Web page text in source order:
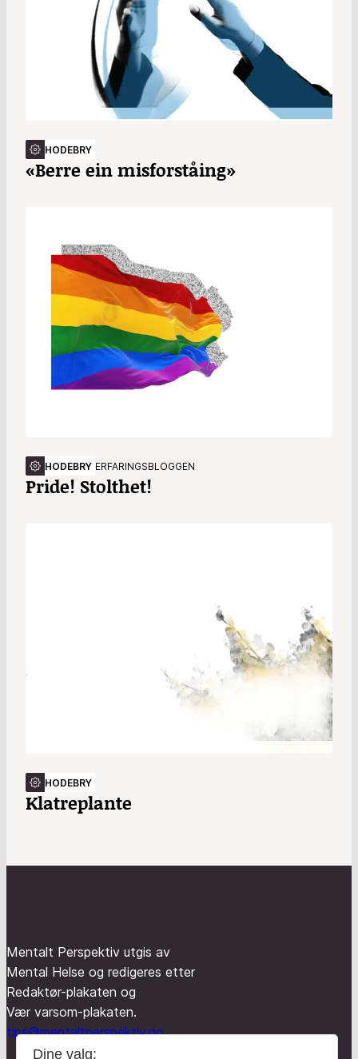
HODEBRY
«Berre ein misforståing»
HODEBRY ERFARINGSBLOGGEN
Pride! Stolthet!
HODEBRY
Klatreplante
Mentalt Perspektiv utgis av
Mental Helse og redigeres etter
Redaktør-plakaten og
Vær varsom-plakaten.
tips@mentaltperspektiv.no
Dine valg: